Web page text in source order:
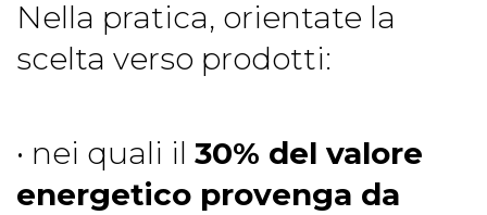
Nella pratica, orientate la
scelta verso prodotti:
• nei quali il 30% del valore
energetico provenga da